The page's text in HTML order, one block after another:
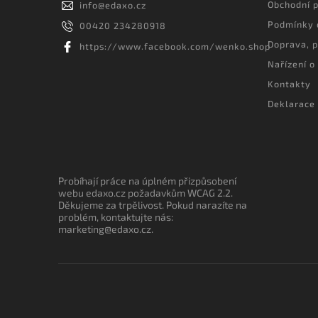
info@edaxo.cz
00420 234280918
https://www.facebook.com/wenko.shop
Obchodní
Podmínky
Doprava,
Nařízení
Kontakty
Probíhají práce na úplném přizpůsobení
webu edaxo.cz požadavkům WCAG 2.2.
Děkujeme za trpělivost. Pokud narazíte na
problém, kontaktujte nás:
marketing@edaxo.cz.